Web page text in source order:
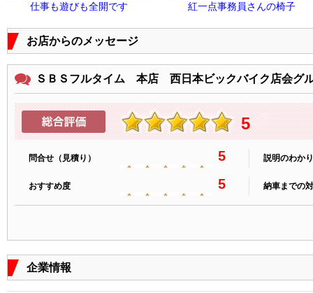
仕事も遊びも全開です 紅一点事務員さんの椅子
お店からのメッセージ
ＳＢＳフルタイム 本店 西日本ビックバイク店会グ
5
問合せ（見積り） 5 説明のわか
おすすめ度 5 納車までの
企業情報